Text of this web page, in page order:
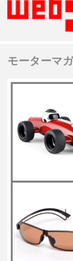
モーターマ